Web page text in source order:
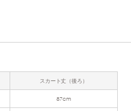
スカート丈（後ろ）
87cm